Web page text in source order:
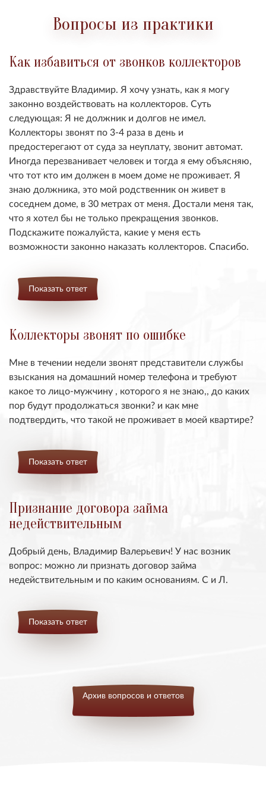
Вопросы из практики
Как избавиться от звонков коллекторов
Здравствуйте Владимир. Я хочу узнать, как я могу
законно воздействовать на коллекторов. Суть
следующая: Я не должник и долгов не имел.
Коллекторы звонят по 3-4 раза в день и
предостерегают от суда за неуплату, звонит автомат.
Иногда перезванивает человек и тогда я ему объясняю,
что тот кто им должен в моем доме не проживает. Я
знаю должника, это мой родственник он живет в
соседнем доме, в 30 метрах от меня. Достали меня так,
что я хотел бы не только прекращения звонков.
Подскажите пожалуйста, какие у меня есть
возможности законно наказать коллекторов. Спасибо.
Показать ответ
Коллекторы звонят по ошибке
Мне в течении недели звонят представители службы
взыскания на домашний номер телефона и требуют
какое то лицо-мужчину , которого я не знаю,, до каких
пор будут продолжаться звонки? и как мне
подтвердить, что такой не проживает в моей квартире?
Показать ответ
Признание договора займа
недействительным
Добрый день, Владимир Валерьевич! У нас возник
вопрос: можно ли признать договор займа
недействительным и по каким основаниям. С и Л.
Показать ответ
Архив вопросов и ответов